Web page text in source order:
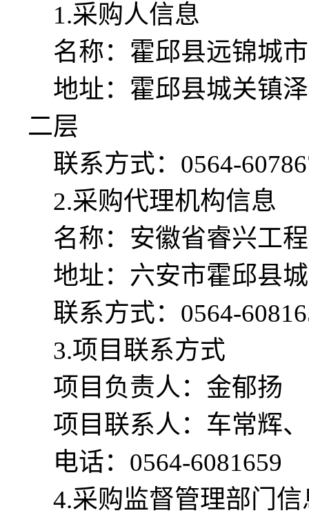
1.采购人信息
名称： 霍邱县远锦城
地址： 霍邱县城关镇
二层
联系方式： 0564-
2.采购代理机构信息
名称：安徽省睿兴工
地址：六安市霍邱县
联系方式： 0564-
3.项目联系方式
项目负责人： 金郁扬
项目联系人： 车常辉
电话： 0564-6081659
4.采购监督管理部门 信